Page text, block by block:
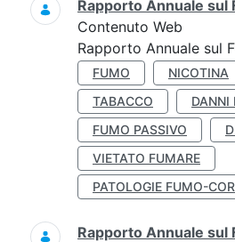
Rapporto Annuale sul
Contenuto Web
Rapporto Annuale sul
FUMO NICOTINA
TABACCO
DANNI
FUMO PASSIVO
VIETATO FUMARE
PATOLOGIE FUMO-
Rapporto Annuale sul